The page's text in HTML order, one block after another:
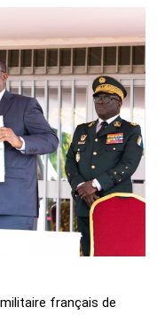
français de